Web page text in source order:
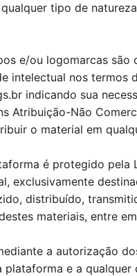
tipo de
e/ou logomarcas são
intelectual nos termos
indicando sua
Atribuição-Não
o material em
é protegido pela
exclusivamente
distribuído,
materiais, entre
a autorização
e a